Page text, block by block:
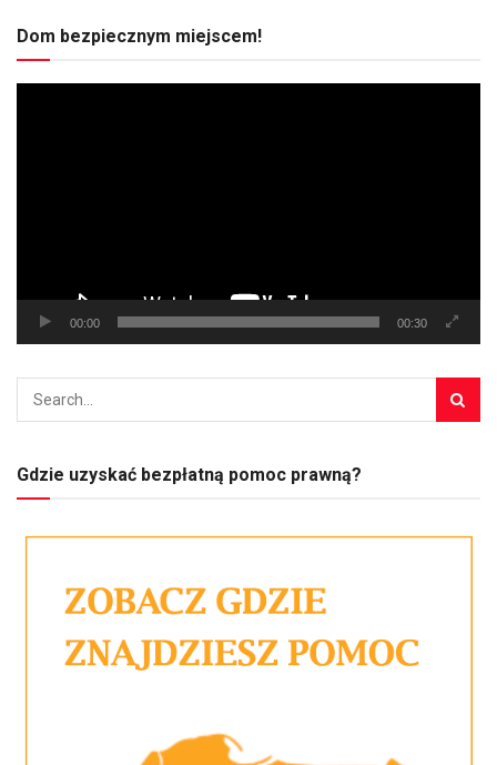
Dom bezpiecznym miejscem!
00:00 00:30
Gdzie uzyskać bezpłatną pomoc prawną?